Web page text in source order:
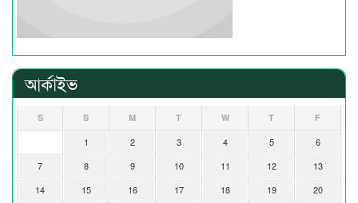
আর্কাইভ
S S M T W T F
1 2 3 4 5
6
7
8 9 10 11 12
13
14
15 16 17 18 19
20